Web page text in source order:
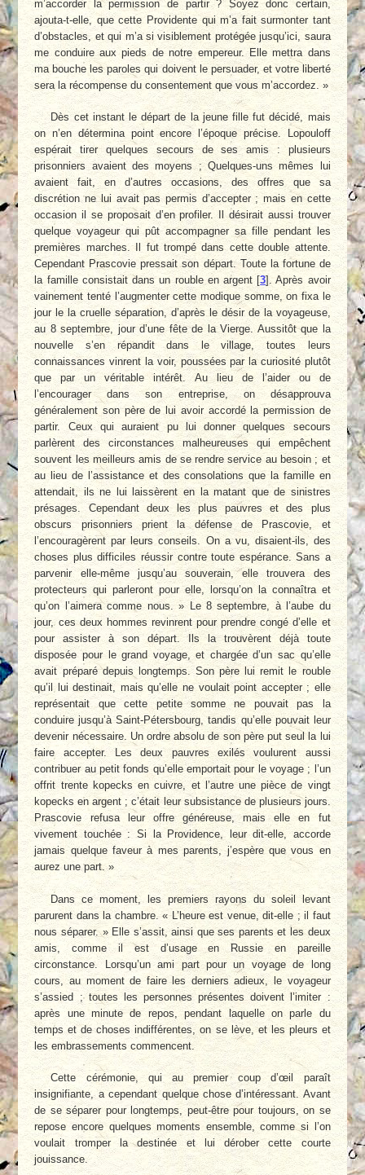
m’accorder la permission de partir ? Soyez donc certain,
ajouta-t-elle, que cette Providente qui m’a fait surmonter tant
d’obstacles, et qui m’a si visiblement protégée jusqu’ici, saura
me conduire aux pieds de notre empereur. Elle mettra dans
ma bouche les paroles qui doivent le persuader, et votre liberté
sera la récompense du consentement que vous m’accordez. »
Dès cet instant le départ de la jeune fille fut décidé, mais
on n’en détermina point encore l’époque précise. Lopouloff
espérait tirer quelques secours de ses amis : plusieurs
prisonniers avaient des moyens ; Quelques-uns mêmes lui
avaient fait, en d’autres occasions, des offres que sa
discrétion ne lui avait pas permis d’accepter ; mais en cette
occasion il se proposait d’en profiler. Il désirait aussi trouver
quelque voyageur qui pût accompagner sa fille pendant les
premières marches. Il fut trompé dans cette double attente.
Cependant Prascovie pressait son départ. Toute la fortune de
la famille consistait dans un rouble en argent[3] . Après avoir
vainement tenté l’augmenter cette modique somme, on fixa le
jour le la cruelle séparation, d’après le désir de la voyageuse,
au 8 septembre, jour d’une fête de la Vierge. Aussitôt que la
nouvelle s’en répandit dans le village, toutes leurs
connaissances vinrent la voir, poussées par la curiosité plutôt
que par un véritable intérêt. Au lieu de l’aider ou de
l’encourager dans son entreprise, on désapprouva
généralement son père de lui avoir accordé la permission de
partir. Ceux qui auraient pu lui donner quelques secours
parlèrent des circonstances malheureuses qui empêchent
souvent les meilleurs amis de se rendre service au besoin ; et
au lieu de l’assistance et des consolations que la famille en
attendait, ils ne lui laissèrent en la matant que de sinistres
présages. Cependant deux les plus pauvres et des plus
obscurs prisonniers prient la défense de Prascovie, et
l’encouragèrent par leurs conseils. On a vu, disaient-ils, des
choses plus difficiles réussir contre toute espérance. Sans a
parvenir elle-même jusqu’au souverain, elle trouvera des
protecteurs qui parleront pour elle, lorsqu’on la connaîtra et
qu’on l’aimera comme nous. » Le 8 septembre, à l’aube du
jour, ces deux hommes revinrent pour prendre congé d’elle et
pour assister à son départ. Ils la trouvèrent déjà toute
disposée pour le grand voyage, et chargée d’un sac qu’elle
avait préparé depuis longtemps. Son père lui remit le rouble
qu’il lui destinait, mais qu’elle ne voulait point accepter ; elle
représentait que cette petite somme ne pouvait pas la
conduire jusqu’à Saint-Pétersbourg, tandis qu’elle pouvait leur
devenir nécessaire. Un ordre absolu de son père put seul la lui
faire accepter. Les deux pauvres exilés voulurent aussi
contribuer au petit fonds qu’elle emportait pour le voyage ; l’un
offrit trente kopecks en cuivre, et l’autre une pièce de vingt
kopecks en argent ; c’était leur subsistance de plusieurs jours.
Prascovie refusa leur offre généreuse, mais elle en fut
vivement touchée : Si la Providence, leur dit-elle, accorde
jamais quelque faveur à mes parents, j’espère que vous en
aurez une part. »
Dans ce moment, les premiers rayons du soleil levant
parurent dans la chambre. « L’heure est venue, dit-elle ; il faut
nous séparer. » Elle s’assit, ainsi que ses parents et les deux
amis, comme il est d’usage en Russie en pareille
circonstance. Lorsqu’un ami part pour un voyage de long
cours, au moment de faire les derniers adieux, le voyageur
s’assied ; toutes les personnes présentes doivent l’imiter :
après une minute de repos, pendant laquelle on parle du
temps et de choses indifférentes, on se lève, et les pleurs et
les embrassements commencent.
Cette cérémonie, qui au premier coup d’œil paraît
insignifiante, a cependant quelque chose d’intéressant. Avant
de se séparer pour longtemps, peut-être pour toujours, on se
repose encore quelques moments ensemble, comme si l’on
voulait tromper la destinée et lui dérober cette courte
jouissance.